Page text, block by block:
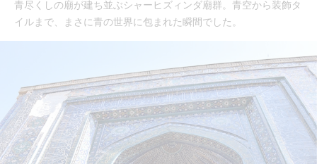
青尽くしの廟が建ち並ぶシャーヒズィンダ廟群。青空から装飾タ
イルまで、まさに青の世界に包まれた瞬間でした。